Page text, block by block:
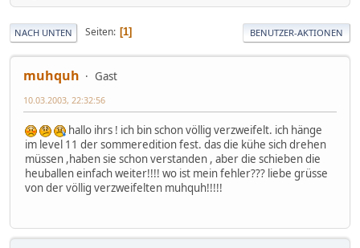
NACH UNTEN Seiten 1 BENUTZER-AKTIONEN
muhquh Gast
10.03.2003, 22:32:56
hallo ihrs ! ich bin schon völlig verzweifelt. ich hänge
im level 11 der sommeredition fest. das die kühe sich drehen
müssen ,haben sie schon verstanden , aber die schieben die
heuballen einfach weiter!!!! wo ist mein fehler??? liebe grüsse
von der völlig verzweifelten muhquh!!!!!